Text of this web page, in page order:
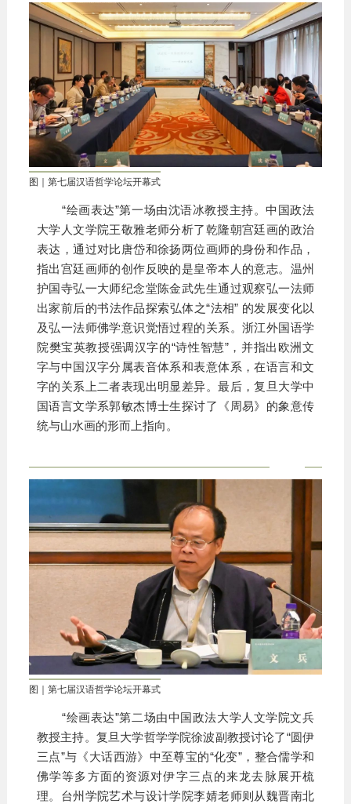
图｜第七届汉语哲学论坛开幕式
“绘画表达”第一场由沈语冰教授主持。中国政法
大学人文学院王敬雅老师分析了乾隆朝宫廷画的政治
表达，通过对比唐岱和徐扬两位画师的身份和作品，
指出宫廷画师的创作反映的是皇帝本人的意志。温州
护国寺弘一大师纪念堂陈金武先生通过观察弘一法师
出家前后的书法作品探索弘体之“法相” 的发展变化以
及弘一法师佛学意识觉悟过程的关系。浙江外国语学
院樊宝英教授强调汉字的“诗性智慧”，并指出欧洲文
字与中国汉字分属表音体系和表意体系，在语言和文
字的关系上二者表现出明显差异。最后，复旦大学中
国语言文学系郭敏杰博士生探讨了《周易》的象意传
统与山水画的形而上指向。
图｜第七届汉语哲学论坛开幕式
“绘画表达”第二场由中国政法大学人文学院文兵
教授主持。复旦大学哲学学院徐波副教授讨论了“圆伊
三点”与《大话西游》中至尊宝的“化变”，整合儒学和
佛学等多方面的资源对伊字三点的来龙去脉展开梳
理。台州学院艺术与设计学院李婧老师则从魏晋南北